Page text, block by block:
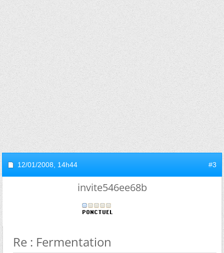
12/01/2008, 14h44 #3
invite546ee68b
Re : Fermentation